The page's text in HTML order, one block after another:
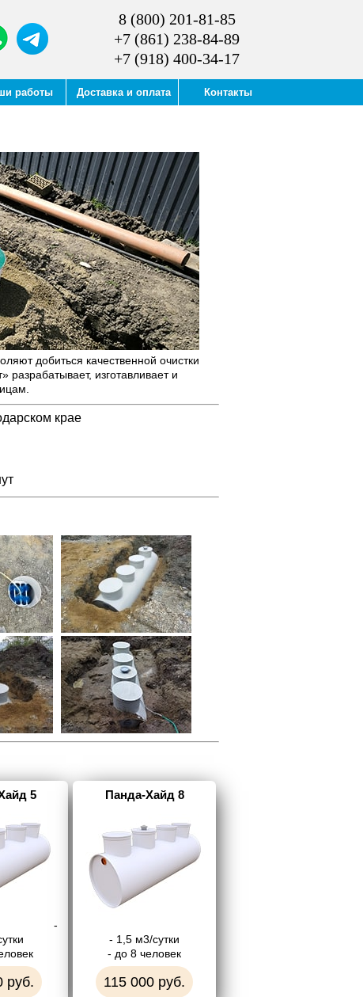
8 (800) 201-81-85
+7 (861) 238-84-89
+7 (918) 400-34-17
работы Доставка и оплата Контакты
добиться качественной очистки
изготавливает и
крае
5
-
руб.
Панда-Хайд 8
- 1,5 м3/сутки
- до 8 человек
115 000 руб.